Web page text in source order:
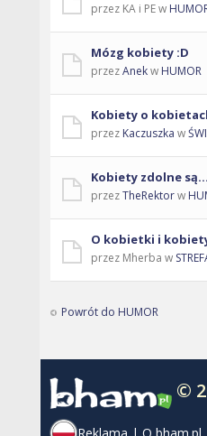
przez KA i PE w
Mózg kobiety :D
przezAnekw HUMOR
Kobiety o
przez Kaczuszka w
Kobiety zdolne są...
przezTheRektorw
O kobietki i
przez Mherba w
Powrót do HUMOR
©